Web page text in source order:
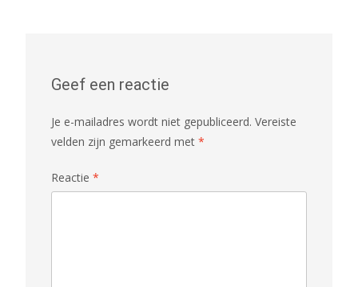
Geef een reactie
Je e-mailadres wordt niet gepubliceerd. Vereiste
velden zijn gemarkeerd met *
Reactie *